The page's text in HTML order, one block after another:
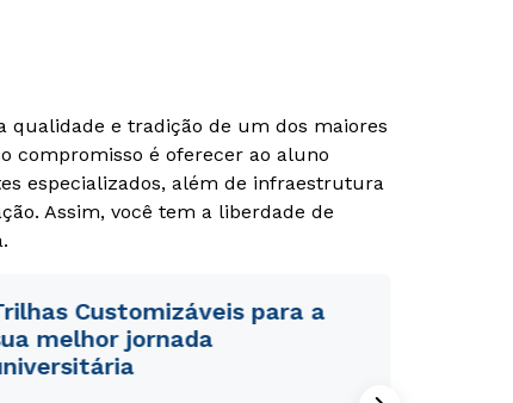
qualidade e tradição de um dos maiores
compromisso é oferecer ao aluno
especializados, além de infraestrutura
Assim, você tem a liberdade de
Customizáveis para a
melhor jornada